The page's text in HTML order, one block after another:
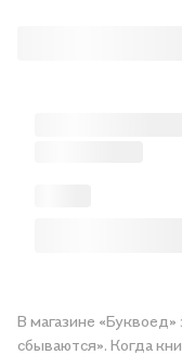
В магазине
сбываются». Когда